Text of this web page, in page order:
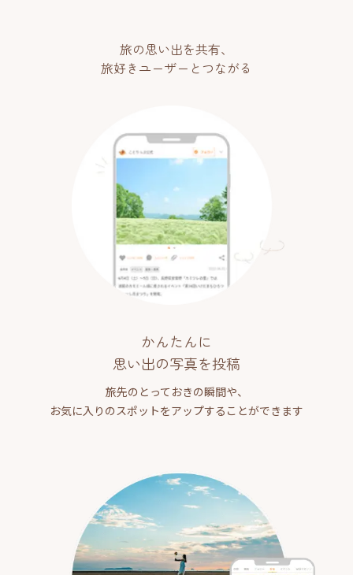
旅の思い出を共有、
旅好きユーザーとつながる
かんたんに
思い出の写真を投稿
旅先のとっておきの瞬間や、
お気に入りのスポットをアップすることができます